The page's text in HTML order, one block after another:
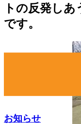
お知らせ
トの反発し
です。